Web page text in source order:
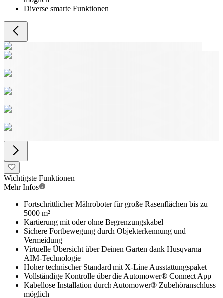
Diverse smarte Funktionen
Wichtigste Funktionen
Mehr Infos
Fortschrittlicher Mähroboter für große Rasenflächen bis zu
5000 m²
Kartierung mit oder ohne Begrenzungskabel
Sichere Fortbewegung durch Objekterkennung und
Vermeidung
Virtuelle Übersicht über Deinen Garten dank Husqvarna
AIM-Technologie
Hoher technischer Standard mit X-Line Ausstattungspaket
Vollständige Kontrolle über die Automower® Connect App
Kabellose Installation durch Automower® Zubehöranschluss
möglich